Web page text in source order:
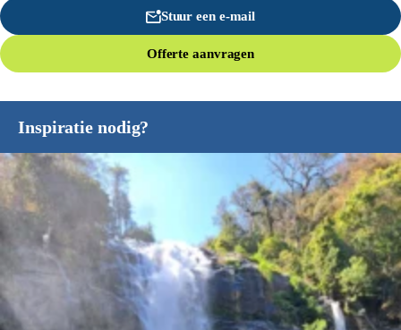
Stuur een e-mail
Offerte aanvragen
Inspiratie nodig?